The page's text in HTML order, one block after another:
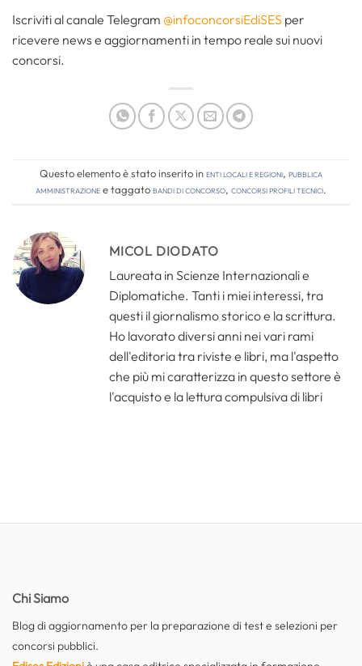
Iscriviti al canale Telegram @infoconcorsiEdiSES per
ricevere news e aggiornamenti in tempo reale sui nuovi
concorsi.
Questo elemento è stato inserito inEnti locali e regioni, Pubblica
amministrazionee taggatobandi di concorso, concorsi profili tecnici.
MICOL DIODATO
Laureata in Scienze Internazionali e
Diplomatiche. Tanti i miei interessi, tra
questi il giornalismo storico e la scrittura.
Ho lavorato diversi anni nei vari rami
dell'editoria tra riviste e libri, ma l'aspetto
che più mi caratterizza in questo settore è
l'acquisto e la lettura compulsiva di libri
Chi Siamo
Blog di aggiornamento per la preparazione di test e selezioni per
concorsi pubblici.